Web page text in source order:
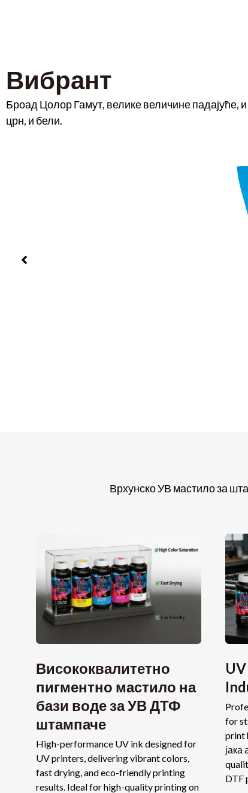
Вибрант
Броад Цолор Гамут, велике величине падајуће,
црн, и бели.
Врхунско УВ мастило за
Висококвалитетно
пигментно мастило на
бази воде за УВ ДТФ
штампаче
High-performance UV ink designed for
UV printers,delivering vibrant colors,
fast drying,and eco-friendly printing
results. Ideal for high-quality printing on
for
print
јака
DTF